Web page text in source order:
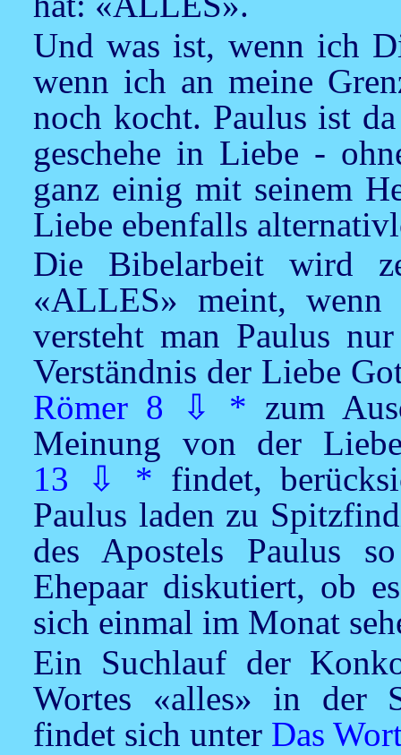
Und was ist, wenn ich
wenn ich an meine
noch kocht. Paulus ist
geschehe in Liebe -
ganz einig mit seinem
Liebe ebenfalls
Die Bibelarbeit wird
«ALLES» meint,
versteht man Paulus
Verständnis der Liebe
Römer 8
⇩ * zum
Meinung von der
13
⇩ * findet,
Paulus laden zu
des Apostels Paulus
Ehepaar diskutiert, ob
sich einmal im Monat
Ein Suchlauf der
Wortes «alles» in der
findet sich unter Das